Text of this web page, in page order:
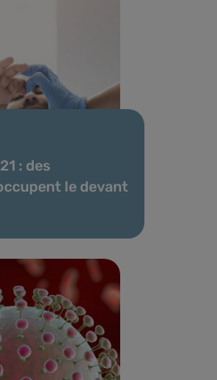
: des
le devant